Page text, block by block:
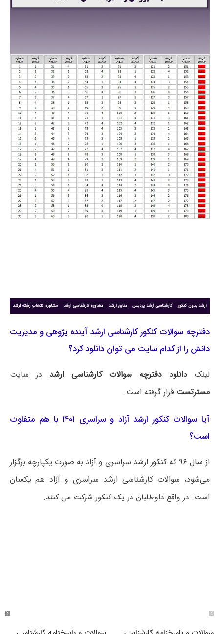
دفترچه سوالات کنکور کارشناسی ارشد آینده پژوهی و مدیریت
دانش را از کدام سایت می توان دانلود کرد؟
لینکدانلود دفترچه سوالات کارشناسی ارشد در سایت
مسترتست قرار گرفته است.
آیا سوالات کنکور ارشد آزاد و سراسری ۱۴۰۱ با هم متفاوت
است؟
از سال ۹۶ که کنکور ارشد سراسری و آزاد به صورت یکپارچه برگزار
می‌شود، سوالات کارشناسی ارشد سراسری و آزاد هم یکسان
است. در واقع داوطلبان در یک کنکور شرکت می کنند.